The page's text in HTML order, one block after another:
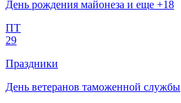
День рождения майонеза и еще +18
ПТ
29
Праздники
День ветеранов таможенной службы